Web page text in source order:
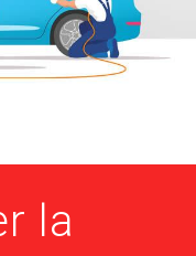
la